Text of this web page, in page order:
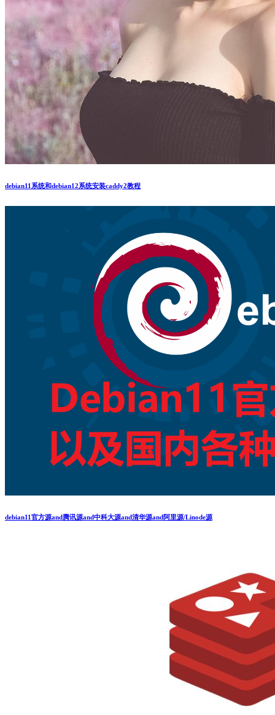
debian11系统和debian12系统安装caddy2教程
debian11官方源and腾讯源and中科大源and清华源and阿里源/Linode源